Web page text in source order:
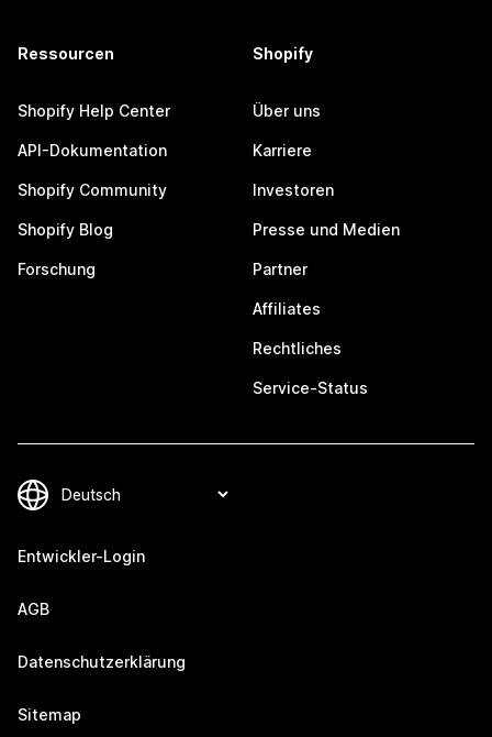
Ressourcen
Shopify Help Center
API-Dokumentation
Shopify Community
Shopify Blog
Forschung
Shopify
Über uns
Karriere
Investoren
Presse und Medien
Partner
Affiliates
Rechtliches
Service-Status
Entwickler-Login
AGB
Datenschutzerklärung
Sitemap